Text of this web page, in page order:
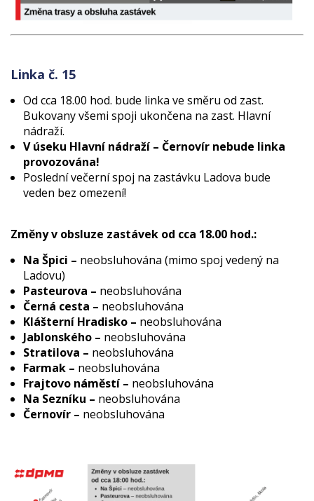
Linka č. 15
Od cca 18.00 hod. bude linka ve směru od zast.
Bukovany všemi spoji ukončena na zast. Hlavní
nádraží.
V úseku Hlavní nádraží – Černovír nebude linka
provozována!
Poslední večerní spoj na zastávku Ladova bude
veden bez omezení!
Změny v obsluze zastávek od cca 18.00 hod.:
Na Špici – neobsluhována (mimo spoj vedený na
Ladovu)
Pasteurova – neobsluhována
Černá cesta – neobsluhována
Klášterní Hradisko – neobsluhována
Jablonského – neobsluhována
Stratilova – neobsluhována
Farmak – neobsluhována
Frajtovo náměstí – neobsluhována
Na Sezníku – neobsluhována
Černovír – neobsluhována